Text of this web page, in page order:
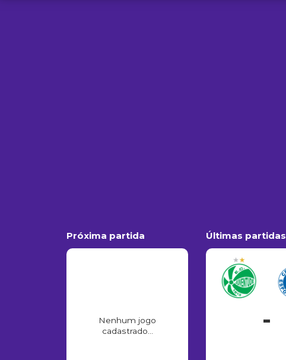
Próxima partida
Nenhum jogo
cadastrado...
Últimas partidas
-